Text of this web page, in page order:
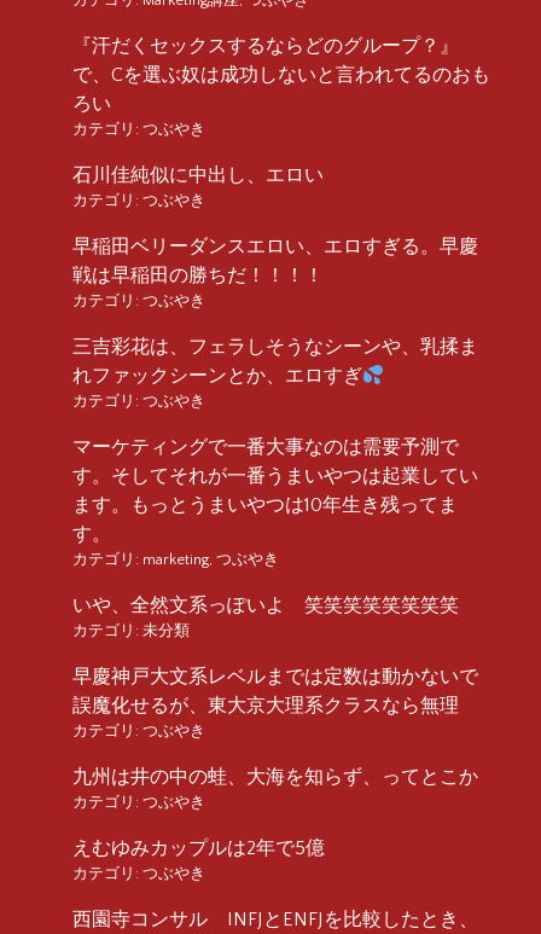
『汗だくセックスするならどのグループ？』
で、Cを選ぶ奴は成功しないと言われてるのおも
ろい
カテゴリ: つぶやき
石川佳純似に中出し、エロい
カテゴリ: つぶやき
早稲田ベリーダンスエロい、エロすぎる。早慶
戦は早稲田の勝ちだ！！！！
カテゴリ: つぶやき
三吉彩花は、フェラしそうなシーンや、乳揉ま
れファックシーンとか、エロすぎ
カテゴリ: つぶやき
マーケティングで一番大事なのは需要予測で
す。そしてそれが一番うまいやつは起業してい
ます。もっとうまいやつは10年生き残ってま
す。
カテゴリ: marketing, つぶやき
いや、全然文系っぽいよ 笑笑笑笑笑笑笑笑
カテゴリ: 未分類
早慶神戸大文系レベルまでは定数は動かないで
誤魔化せるが、東大京大理系クラスなら無理
カテゴリ: つぶやき
九州は井の中の蛙、大海を知らず、ってとこか
カテゴリ: つぶやき
えむゆみカップルは2年で5億
カテゴリ: つぶやき
西園寺コンサル INFJとENFJを比較したとき、